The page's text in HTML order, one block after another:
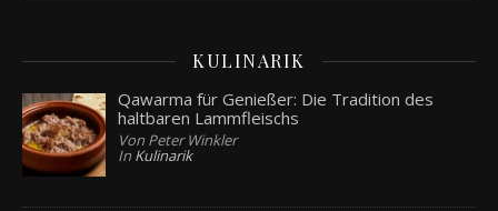
KULINARIK
Qawarma für Genießer: Die Tradition des
haltbaren Lammfleischs
Von Peter Winkler
In Kulinarik